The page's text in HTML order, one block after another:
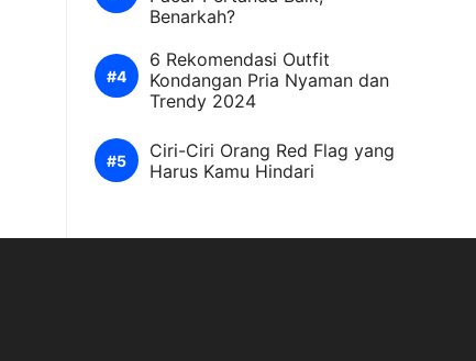
Benarkah?
6 Rekomendasi Outfit
Kondangan Pria Nyaman dan
Trendy 2024
Ciri-Ciri Orang Red Flag yang
Harus Kamu Hindari